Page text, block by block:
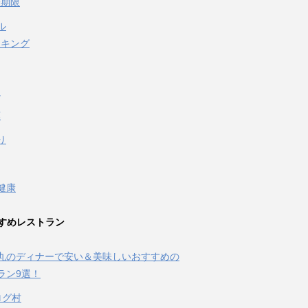
ング
康
めレストラン
のディナーで安い＆美味しいおすすめの
ン9選！
グ村